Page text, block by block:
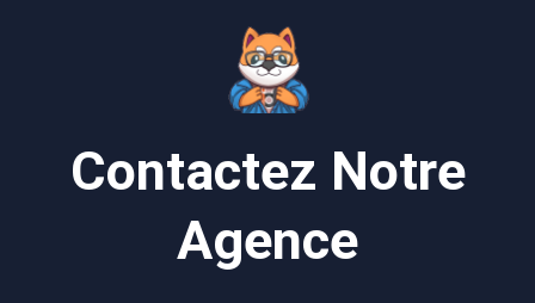
Contactez Notre
Agence